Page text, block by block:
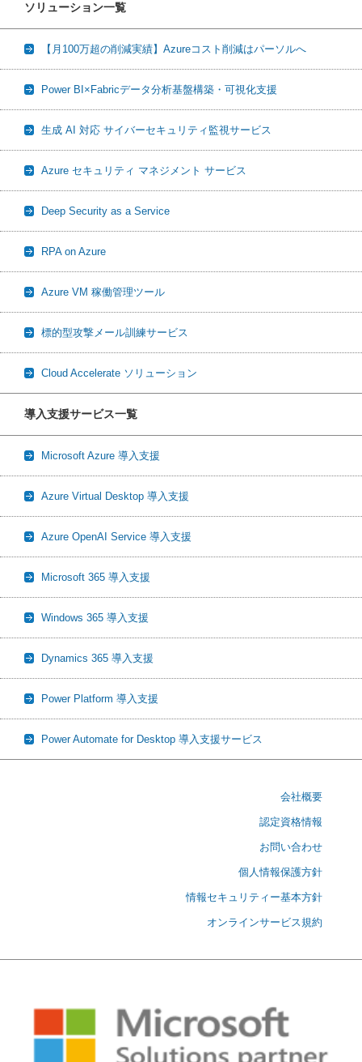
ソリューション一覧
【月100万超の削減実績】Azureコスト削減はパーソルへ
Power BI×Fabricデータ分析基盤構築・可視化支援
生成 AI 対応 サイバーセキュリティ監視サービス
Azure セキュリティ マネジメント サービス
Deep Security as a Service
RPA on Azure
Azure VM 稼働管理ツール
標的型攻撃メール訓練サービス
Cloud Accelerate ソリューション
導入支援サービス一覧
Microsoft Azure 導入支援
Azure Virtual Desktop 導入支援
Azure OpenAI Service 導入支援
Microsoft 365 導入支援
Windows 365 導入支援
Dynamics 365 導入支援
Power Platform 導入支援
Power Automate for Desktop 導入支援サービス
会社概要
認定資格情報
お問い合わせ
個人情報保護方針
情報セキュリティー基本方針
オンラインサービス規約